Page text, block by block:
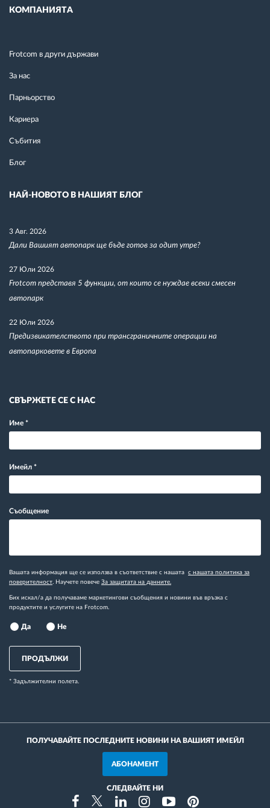
КОМПАНИЯТА
Frotcom в други държави
За нас
Парньорство
Кариера
Събития
Блог
НАЙ-НОВОТО В НАШИЯТ БЛОГ
3 Авг. 2026
Дали Вашият автопарк ще бъде готов за одит утре?
27 Юли 2026
Frotcom представя 5 функции, от които се нуждае всеки смесен
автопарк
22 Юли 2026
Предизвикателството при трансграничните операции на
автопарковете в Европа
СВЪРЖЕТЕ СЕ С НАС
Име *
Имейл *
Съобщение
Вашата информация ще се използва в съответствие с нашата с нашата политика за
поверителност . Научете повече За защитата на данните.
Бих искал/а да получаваме маркетингови съобщения и новини във връзка с
продуктите и услугите на Frotcom.
Да Не
ПРОДЪЛЖИ
* Задължителни полета.
ПОЛУЧАВАЙТЕ ПОСЛЕДНИТЕ НОВИНИ НА ВАШИЯТ ИМЕЙЛ
АБОНАМЕНТ
СЛЕДВАЙТЕ НИ